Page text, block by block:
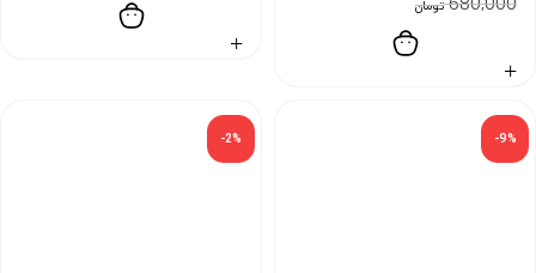
تومان
-9%
-2%